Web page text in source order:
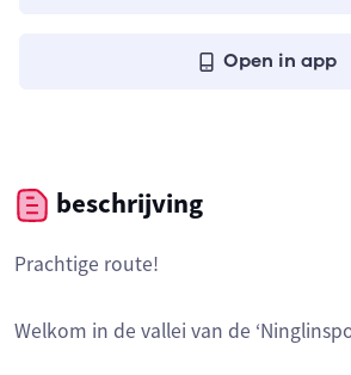
Open in app
beschrijving
Prachtige route!
Welkom in de vallei van de